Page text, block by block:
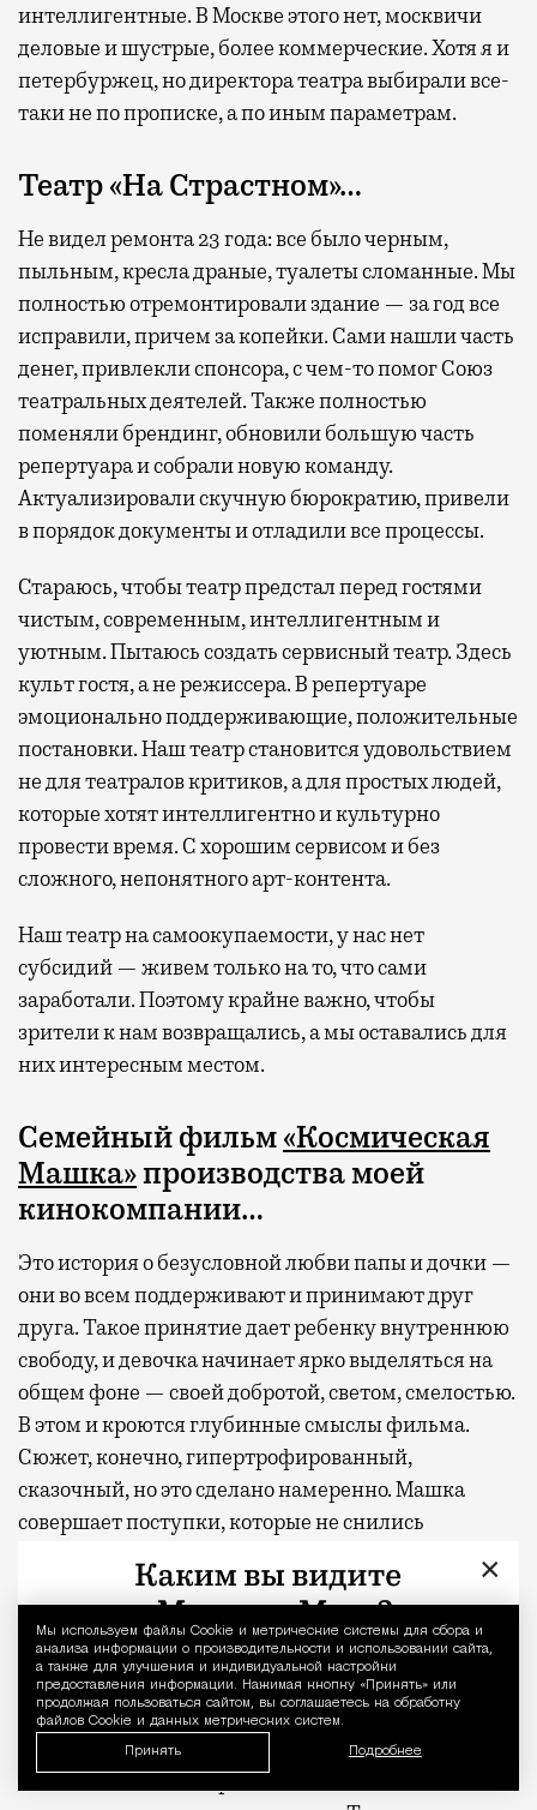
Уведомление
Мы используем файлы Сookie и метрические системы для сбора и
анализа информации о производительности и использовании сайта,
а также для улучшения и индивидуальной настройки
предоставления информации. Нажимая кнопку «Принять» или
продолжая пользоваться сайтом, вы соглашаетесь на обработку
файлов Cookie и данных метрических систем.
Принять Подробнее
интеллигентные. В Москве этого нет, москвичи
деловые и шустрые, более коммерческие. Хотя я и
петербуржец, но директора театра выбирали все-
таки не по прописке, а по иным параметрам.
Театр «На Страстном»…
Не видел ремонта 23 года: все было черным,
пыльным, кресла драные, туалеты сломанные. Мы
полностью отремонтировали здание — за год все
исправили, причем за копейки. Сами нашли часть
денег, привлекли спонсора, с чем-то помог Союз
театральных деятелей. Также полностью
поменяли брендинг, обновили большую часть
репертуара и собрали новую команду.
Актуализировали скучную бюрократию, привели
в порядок документы и отладили все процессы.
Стараюсь, чтобы театр предстал перед гостями
чистым, современным, интеллигентным и
уютным. Пытаюсь создать сервисный театр. Здесь
культ гостя, а не режиссера. В репертуаре
эмоционально поддерживающие, положительные
постановки. Наш театр становится удовольствием
не для театралов критиков, а для простых людей,
которые хотят интеллигентно и культурно
провести время. С хорошим сервисом и без
сложного, непонятного арт-контента.
Наш театр на самоокупаемости, у нас нет
субсидий — живем только на то, что сами
заработали. Поэтому крайне важно, чтобы
зрители к нам возвращались, а мы оставались для
них интересным местом.
Семейный фильм«Космическая
Машка»производства моей
кинокомпании…
Это история о безусловной любви папы и дочки —
они во всем поддерживают и принимают друг
друга. Такое принятие дает ребенку внутреннюю
свободу, и девочка начинает ярко выделяться на
общем фоне — своей добротой, светом, смелостью.
В этом и кроются глубинные смыслы фильма.
Сюжет, конечно, гипертрофированный,
сказочный, но это сделано намеренно. Машка
совершает поступки, которые не снились
самолет. Она выросла на космодроме и проводила
все время на симуляторах, где тренировался ее
отец с другими космонавтами. Но ее уникальность
— это не только навыки, но и человеческие
качества. Машка удивительно добрая и открытая.
Кино могло бы стать реальностью, если бы в
жизни нам чаще встречались люди с таким
×